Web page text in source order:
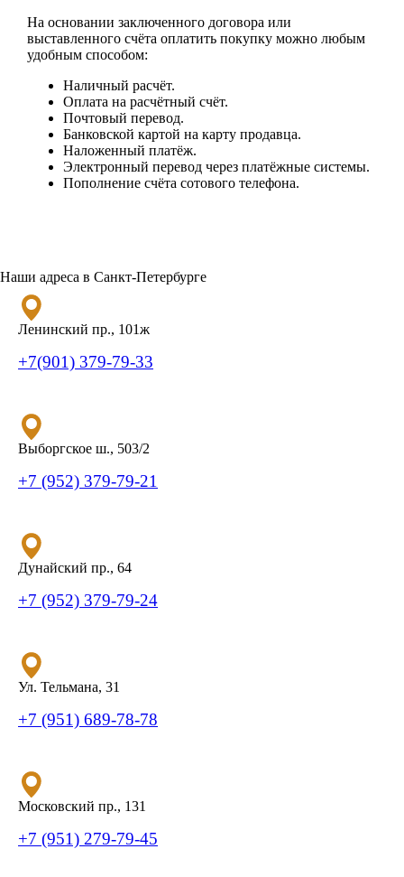
На основании заключенного договора или
выставленного счёта оплатить покупку можно любым
удобным способом:
Наличный расчёт.
Оплата на расчётный счёт.
Почтовый перевод.
Банковской картой на карту продавца.
Наложенный платёж.
Электронный перевод через платёжные системы.
Пополнение счёта сотового телефона.
Наши адреса в Санкт-Петербурге
Ленинский пр., 101ж
+7(901) 379-79-33
Выборгское ш., 503/2
+7 (952) 379-79-21
Дунайский пр., 64
+7 (952) 379-79-24
Ул. Тельмана, 31
+7 (951) 689-78-78
Московский пр., 131
+7 (951) 279-79-45